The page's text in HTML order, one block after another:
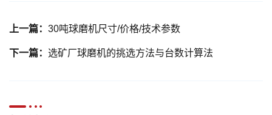
上一篇： 30吨球磨机尺寸/价格/技术参数
下一篇： 选矿厂球磨机的挑选方法与台数计算法